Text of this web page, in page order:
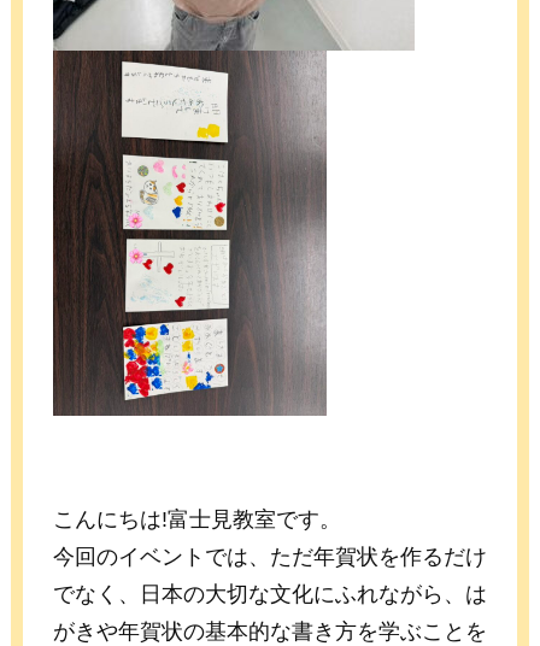
こんにちは!富士見教室です。
今回のイベントでは、ただ年賀状を作るだけ
でなく、日本の大切な文化にふれながら、は
がきや年賀状の基本的な書き方を学ぶことを